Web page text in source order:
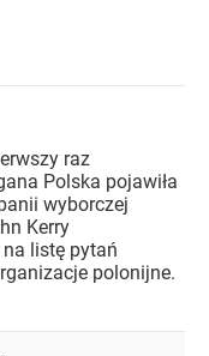
raz
Polska pojawiła
wyborczej
Kerry
listę pytań
polonijne.